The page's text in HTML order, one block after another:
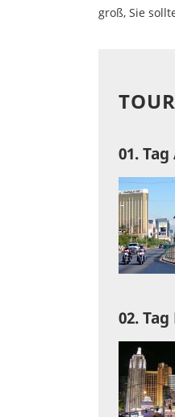
groß, Sie
01.
02.